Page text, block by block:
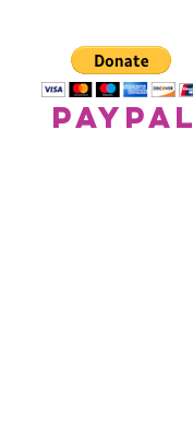
paypal